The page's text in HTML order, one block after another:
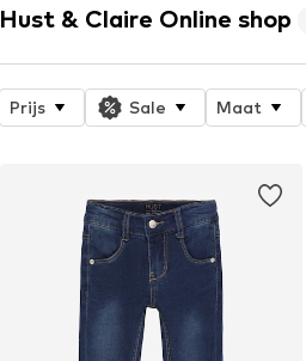
Hust & Claire Online shop
Prijs Sale Maat